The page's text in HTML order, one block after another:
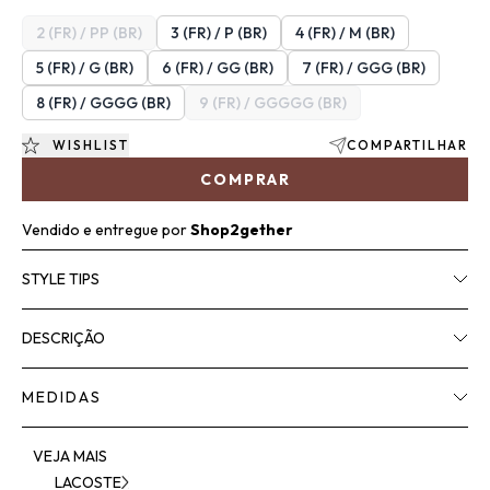
2 (FR) / PP (BR) 3 (FR) / P (BR)
4 (FR) / M (BR)
5 (FR) / G (BR)
6 (FR) / GG (BR)
7 (FR) / GGG (BR)
8 (FR) / GGGG (BR)
9 (FR) / GGGGG (BR)
COMPRAR
WISHLIST COMPARTILHAR
Vendido e entregue porShop2gether
STYLE TIPS
DESCRIÇÃO
MEDIDAS
VEJA MAIS
LACOSTE